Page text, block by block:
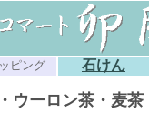
ピング 石けん
ウーロン茶・麦茶